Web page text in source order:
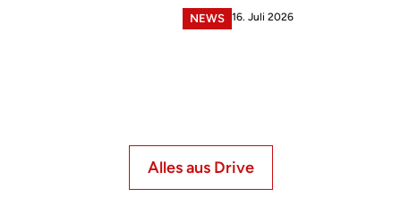
NEWS 16. Juli 2026
Alles aus Drive